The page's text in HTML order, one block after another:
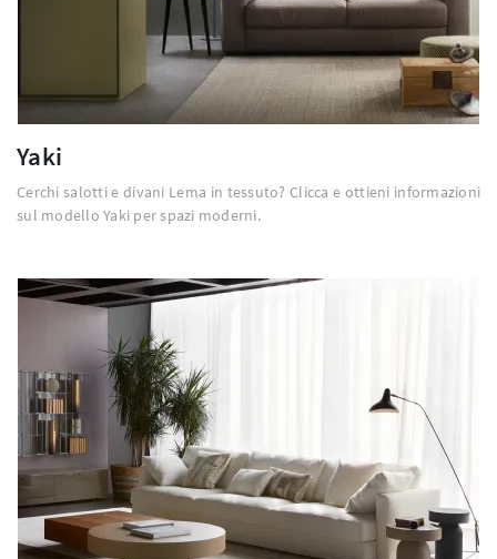
Yaki
Cerchi salotti e divani Lema in tessuto? Clicca e ottieni informazioni
sul modello Yaki per spazi moderni.